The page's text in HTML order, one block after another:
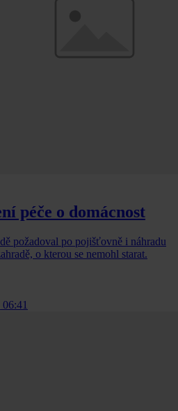
péče o domácnost
požadoval po pojišťovně i náhradu
o kterou se nemohl starat.